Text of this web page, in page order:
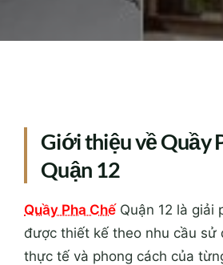
Giới thiệu về Quầy
Quận 12
Quầy Pha ChếQuận 12 là giải
được thiết kế theo nhu cầu sử
thực tế và phong cách của